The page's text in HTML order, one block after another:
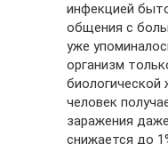
инфекцией
общения с
уже
организм
человек
заражения
снижается до